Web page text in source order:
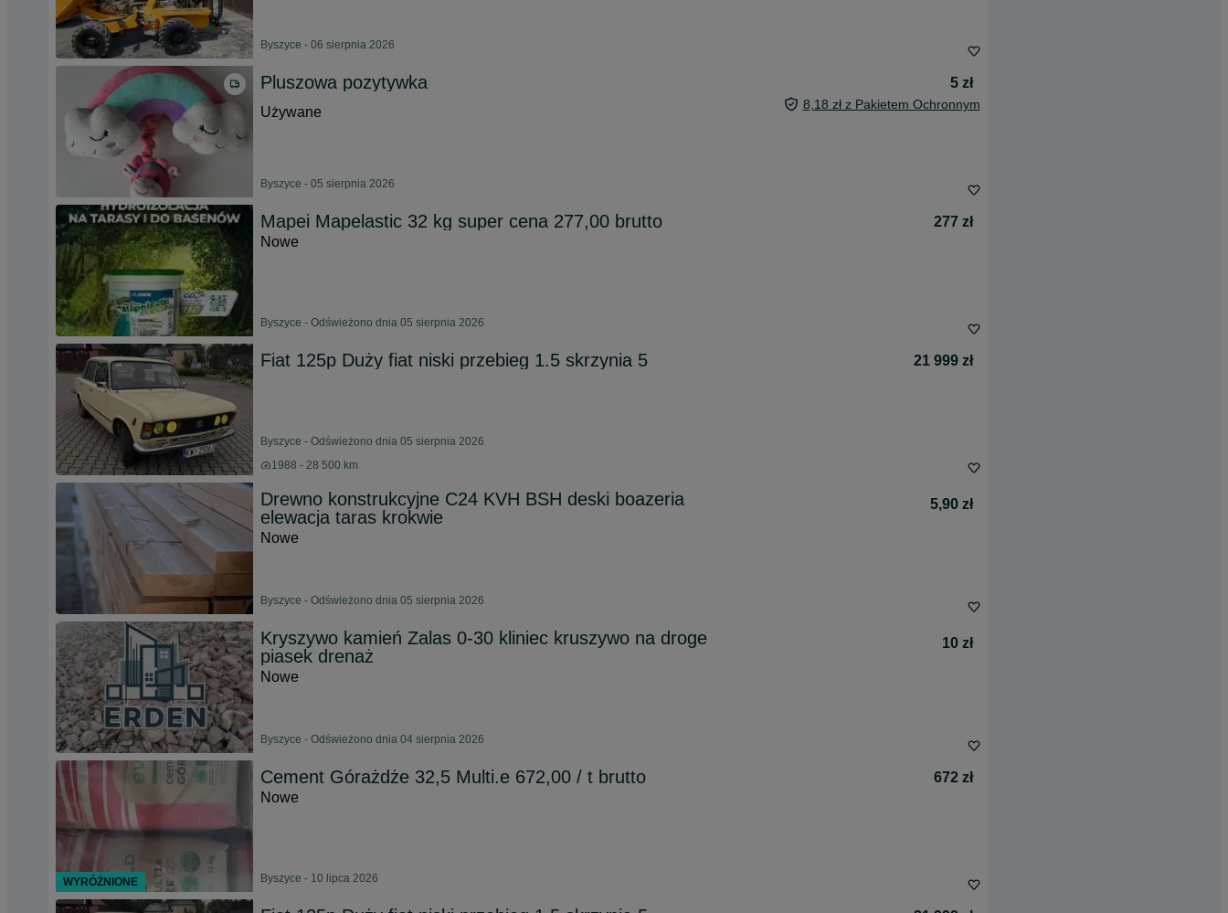
Byszyce - 06 sierpnia 2026
Pluszowa pozytywka
5 zł
Używane
8,18 zł z Pakietem Ochronnym
Byszyce - 05 sierpnia 2026
Mapei Mapelastic 32 kg super cena 277,00 brutto
277 zł
Nowe
Byszyce - Odświeżono dnia 05 sierpnia 2026
Fiat 125p Duży fiat niski przebieg 1.5 skrzynia 5 21 999 zł
Byszyce - Odświeżono dnia 05 sierpnia 2026
1988 - 28 500 km
Drewno konstrukcyjne C24 KVH BSH deski boazeria
elewacja taras krokwie
5,90 zł
Nowe
Byszyce - Odświeżono dnia 05 sierpnia 2026
Kryszywo kamień Zalas 0-30 kliniec kruszywo na droge
piasek drenaż
10 zł
Nowe
Byszyce - Odświeżono dnia 04 sierpnia 2026
Cement Górażdże 32,5 Multi.e 672,00 / t brutto
672 zł
Nowe
Byszyce - 10 lipca 2026
WYRÓŻNIONE